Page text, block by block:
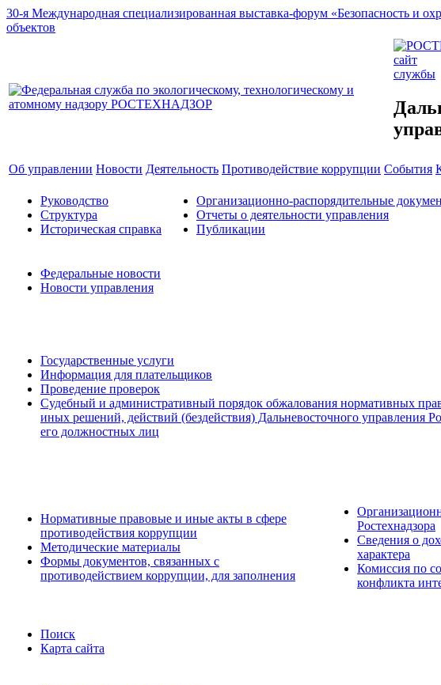
30-я Международная специализированная выставка-форум «Безопасность и
объектов
сайт
службы
Об управлении Новости Деятельность Противодействие коррупции События
Руководство
Структура
Историческая справка
Организационно-распорядительные
Отчеты о деятельности управления
Публикации
Федеральные новости
Новости управления
Государственные услуги
Информация для плательщиков
Проведение проверок
Судебный и административный порядок обжалования нормативных
иных решений, действий (бездействия) Дальневосточного управления
его должностных лиц
Нормативные правовые и иные акты в сфере
противодействия коррупции
Методические материалы
Формы документов, связанных с
противодействием коррупции, для заполнения
Ростехнадзора
Сведения о
характера
Комиссия по
конфликта
Поиск
Карта сайта